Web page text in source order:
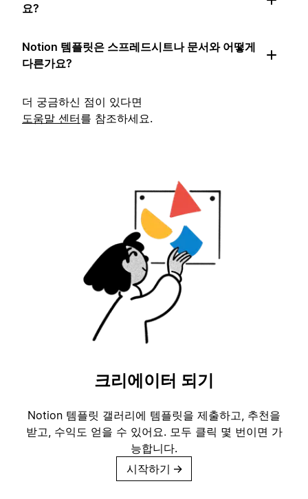
요?
Notion 템플릿은 스프레드시트나 문서와 어떻게
다른가요?
더 궁금하신 점이 있다면
도움말 센터를 참조하세요.
크리에이터 되기
Notion 템플릿 갤러리에 템플릿을 제출하고, 추천을
받고, 수익도 얻을 수 있어요. 모두 클릭 몇 번이면 가
능합니다.
시작하기 →